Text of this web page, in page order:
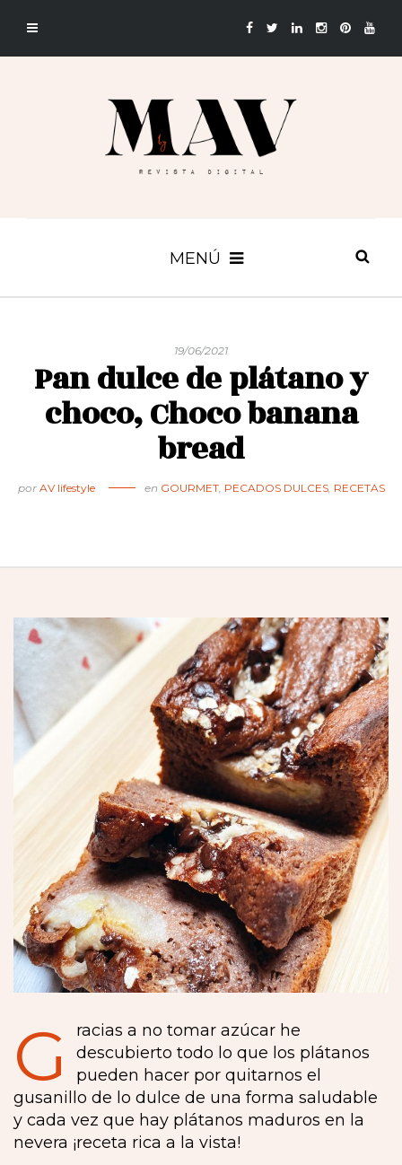
MENÚ
19/06/2021
Pan dulce de plátano y
choco, Choco banana
bread
por AV lifestyle en GOURMET, PECADOS DULCES, RECETAS
G
racias a no tomar azúcar he
descubierto todo lo que los plátanos
pueden hacer por quitarnos el
gusanillo de lo dulce de una forma saludable
y cada vez que hay plátanos maduros en la
nevera ¡receta rica a la vista!